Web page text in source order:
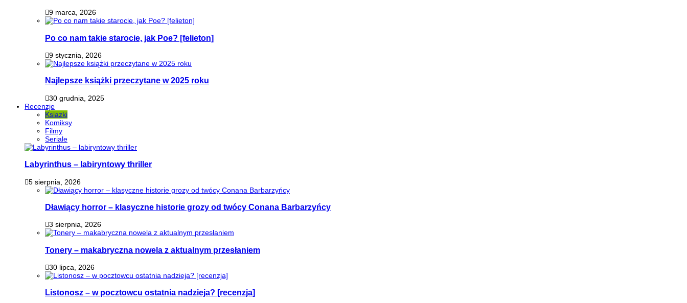
9 marca, 2026
Po co nam takie starocie, jak Poe? [felieton]
9 stycznia, 2026
Najlepsze książki przeczytane w 2025 roku
30 grudnia, 2025
Recenzje
Ksiazki
Komiksy
Filmy
Seriale
Labyrinthus – labiryntowy thriller
5 sierpnia, 2026
Dławiący horror – klasyczne historie grozy od twócy Conana Barbarzyńcy
3 sierpnia, 2026
Tonery – makabryczna nowela z aktualnym przesłaniem
30 lipca, 2026
Listonosz – w pocztowcu ostatnia nadzieja? [recenzja]